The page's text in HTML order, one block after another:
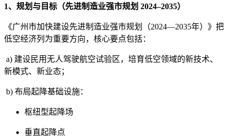
1、规划与目标（先进制造业强市规划 2024–2035）
《广州市加快建设先进制造业强市规划（2024—2035年）》把
低空经济列为重要方向，核心要点包括：
a) 建设民用无人驾驶航空试验区，培育低空领域的新技术、
新模式、新业态；
b) 布局起降基础设施：
枢纽型起降场
垂直起降点